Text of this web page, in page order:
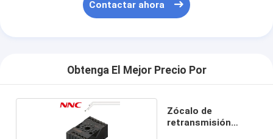
Contactar ahora
Obtenga El Mejor Precio Por
Zócalo de
retransmisión